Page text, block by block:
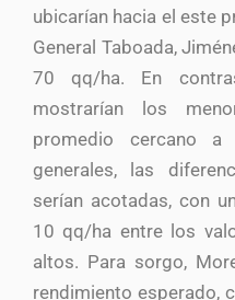
ubicarían hacia el este
General Taboada,
70 qq/ha. En
mostrarían los
promedio cercano
generales, las
serían acotadas, con
10 qq/ha entre los
altos. Para sorgo,
rendimiento esperado,